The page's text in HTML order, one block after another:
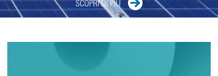
SCOPRI DI PIÙ